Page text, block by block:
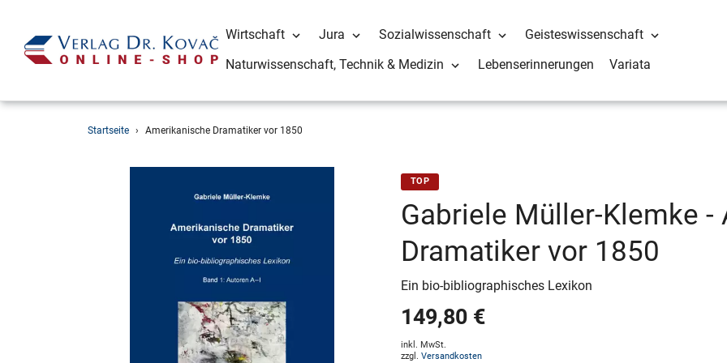
Wirtschaft Jura Sozialwissenschaft
Geisteswissenschaft
Naturwissenschaft, Technik & Medizin
Lebenserinnerungen Variata
Startseite › Amerikanische Dramatiker vor 1850
TOP
Gabriele Müller-Klemke -
Dramatiker vor 1850
Ein bio-bibliographisches Lexikon
149,80 €
inkl. MwSt.
zzgl. Versandkosten